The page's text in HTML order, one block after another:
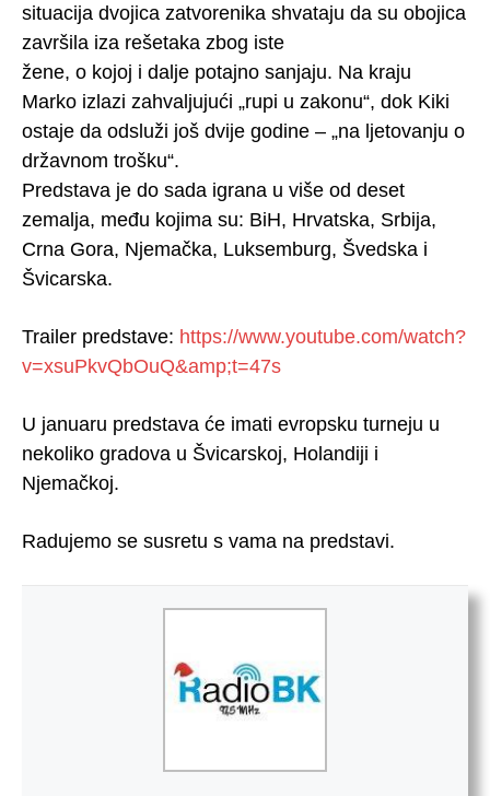
situacija dvojica zatvorenika shvataju da su obojica
završila iza rešetaka zbog iste
žene, o kojoj i dalje potajno sanjaju. Na kraju
Marko izlazi zahvaljujući „rupi u zakonu“, dok Kiki
ostaje da odsluži još dvije godine – „na ljetovanju o
državnom trošku“.
Predstava je do sada igrana u više od deset
zemalja, među kojima su: BiH, Hrvatska, Srbija,
Crna Gora, Njemačka, Luksemburg, Švedska i
Švicarska.
Trailer predstave: https://www.youtube.com/watch?
v=xsuPkvQbOuQ&amp;t=47s
U januaru predstava će imati evropsku turneju u
nekoliko gradova u Švicarskoj, Holandiji i
Njemačkoj.
Radujemo se susretu s vama na predstavi.